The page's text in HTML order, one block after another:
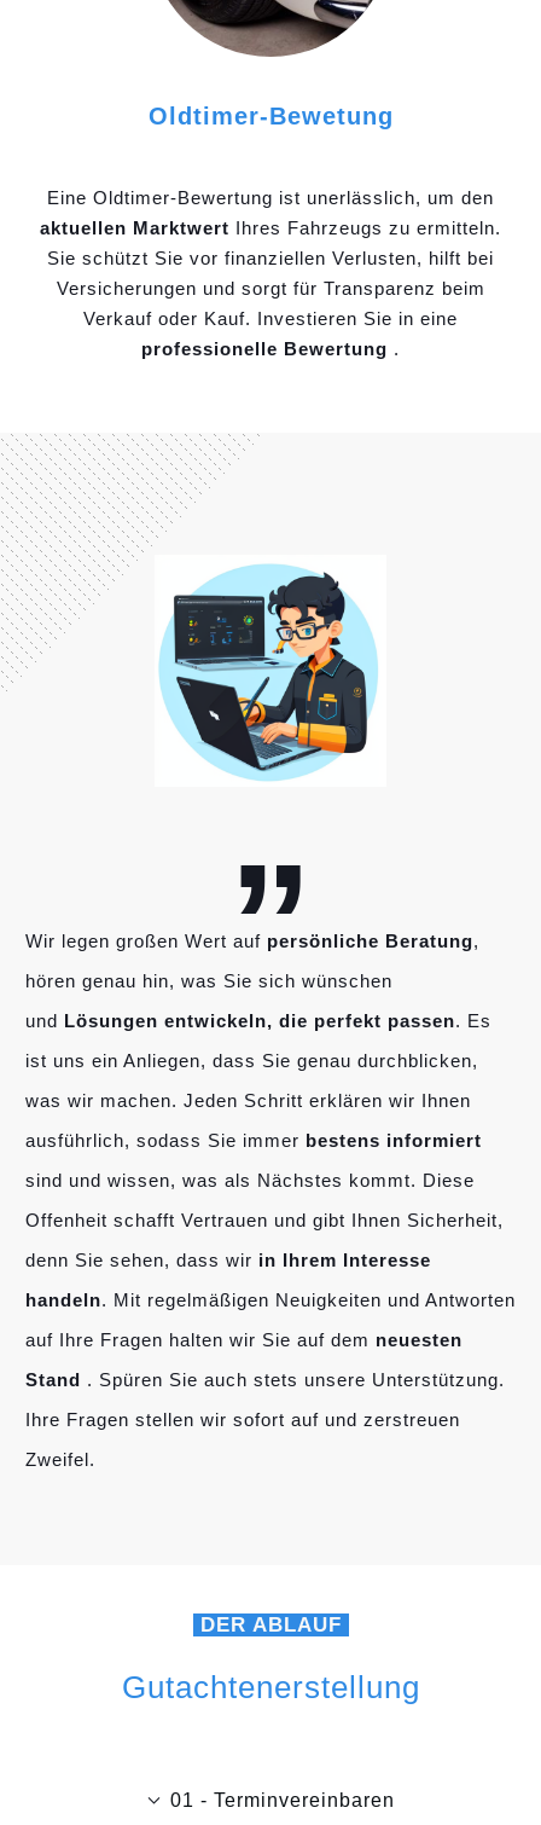
Oldtimer-Bewetung
Eine Oldtimer-Bewertung ist unerlässlich, um den
aktuellen Marktwert Ihres Fahrzeugs zu ermitteln.
Sie schützt Sie vor finanziellen Verlusten, hilft bei
Versicherungen und sorgt für Transparenz beim
Verkauf oder Kauf. Investieren Sie in eine
professionelle Bewertung .
„
Wir legen großen Wert auf persönliche Beratung,
hören genau hin, was Sie sich wünschen
und Lösungen entwickeln, die perfekt passen. Es
ist uns ein Anliegen, dass Sie genau durchblicken,
was wir machen. Jeden Schritt erklären wir Ihnen
ausführlich, sodass Sie immer bestens informiert
sind und wissen, was als Nächstes kommt. Diese
Offenheit schafft Vertrauen und gibt Ihnen Sicherheit,
denn Sie sehen, dass wir in Ihrem Interesse
handeln. Mit regelmäßigen Neuigkeiten und Antworten
auf Ihre Fragen halten wir Sie auf dem neuesten
Stand . Spüren Sie auch stets unsere Unterstützung.
Ihre Fragen stellen wir sofort auf und zerstreuen
Zweifel.
DER ABLAUF
Gutachtenerstellung
01 - Terminvereinbaren